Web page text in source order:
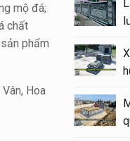
mộ đá;
chất
phẩm
Hoa